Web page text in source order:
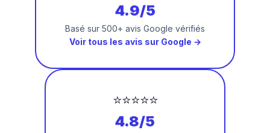
4.9/5
Basé sur 500+ avis Google vérifiés
Voir tous les avis sur Google →
⭐⭐⭐⭐⭐
4.8/5